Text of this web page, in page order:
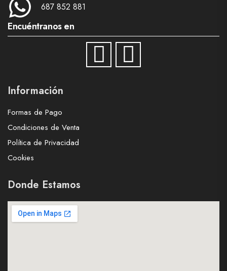
687 852 881
Encuéntranos en
Información
Formas de Pago
Condiciones de Venta
Política de Privacidad
Cookies
Donde Estamos